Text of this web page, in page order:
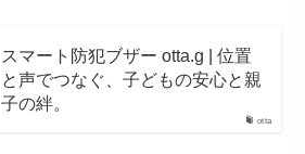
otta
スマート防犯ブザー otta.g | 位置
と声でつなぐ、子どもの安心と親
子の絆。